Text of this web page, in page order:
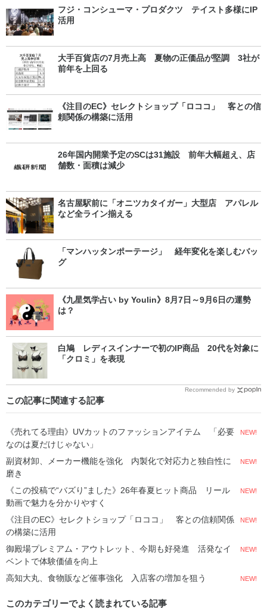
フジ・コンシューマ・プロダクツ テイスト多様にIP
活用
大手百貨店の7月売上高 夏物の正価品が堅調 3社が
前年を上回る
《注目のEC》セレクトショップ「ロココ」 客との信
頼関係の構築に活用
26年国内開業予定のSCは31施設 前年大幅超え、店
舗数・面積は減少
名古屋駅前に「オニツカタイガー」大型店 アパレル
など全ライン揃える
「マンハッタンポーテージ」 経年変化を楽しむバッ
グ
《九星気学占い by Youlin》8月7日～9月6日の運勢
は？
白鳩 レディスインナーで初のIP商品 20代を対象に
「クロミ」を表現
Recommended by
この記事に関連する記事
《売れてる理由》UVカットのファッションアイテム 「必要
なのは夏だけじゃない」
NEW!
副資材卸、メーカー機能を強化 内製化で対応力と独自性に
磨き
NEW!
《この投稿で“バズり”ました》26年春夏ヒット商品 リール
動画で魅力を分かりやすく
NEW!
《注目のEC》セレクトショップ「ロココ」 客との信頼関係
の構築に活用
NEW!
御殿場プレミアム・アウトレット、今期も好発進 活発なイ
ベントで体験価値を向上
NEW!
高知大丸、食物販など催事強化 入店客の増加を狙う NEW!
このカテゴリーでよく読まれている記事